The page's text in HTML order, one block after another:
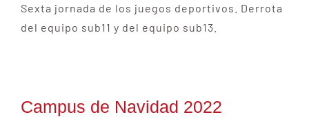
Sexta jornada de los juegos deportivos. Derrota
del equipo sub11 y del equipo sub13.
Campus de Navidad 2022